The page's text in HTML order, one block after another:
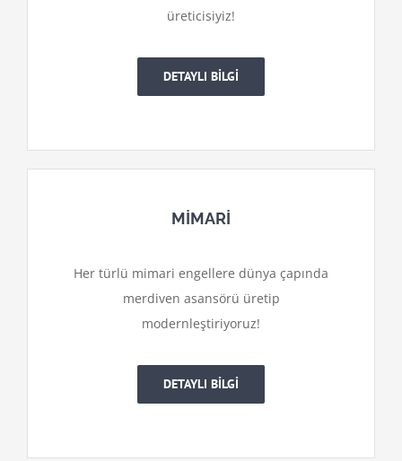
üreticisiyiz!
DETAYLI BİLGİ
MİMARİ
Her türlü mimari engellere dünya çapında
merdiven asansörü üretip
modernleştiriyoruz!
DETAYLI BİLGİ